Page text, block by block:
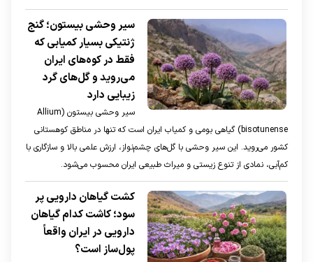
سیر وحشی بیستون؛ گنج
ژنتیکی بسیار کمیابی که
فقط در کوه‌های ایران
می‌روید و گل‌های گرد
زیبایی دارد
سیر وحشی بیستون (Allium
bisotunense) گیاهی بومی و کمیاب ایران است که تنها در مناطق کوهستانی
کشور می‌روید. این سیر وحشی با گل‌های چشم‌نواز، ارزش علمی بالا و سازگاری با
کم‌آبی، نمادی از تنوع زیستی و میراث طبیعی ایران محسوب می‌شود.
کشت گیاهان دارویی پر
سود؛ کاشت کدام گیاهان
دارویی در ایران واقعاً
پول‌ساز است؟